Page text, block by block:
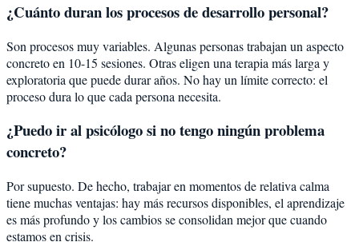
¿Cuánto duran los procesos de desarrollo personal?
Son procesos muy variables. Algunas personas trabajan un aspecto
concreto en 10-15 sesiones. Otras eligen una terapia más larga y
exploratoria que puede durar años. No hay un límite correcto: el
proceso dura lo que cada persona necesita.
¿Puedo ir al psicólogo si no tengo ningún problema
concreto?
Por supuesto. De hecho, trabajar en momentos de relativa calma
tiene muchas ventajas: hay más recursos disponibles, el aprendizaje
es más profundo y los cambios se consolidan mejor que cuando
estamos en crisis.